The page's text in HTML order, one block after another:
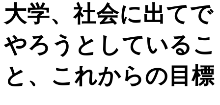
大学、社会に出てで
やろうとしているこ
と、これからの目標